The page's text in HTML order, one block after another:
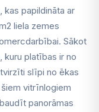
kas papildināta ar
liela zemes
Sākot
kuru platības ir no
slīpi no ēkas
vitrīnlogiem
panorāmas